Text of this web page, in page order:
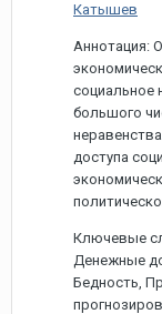
Катышев
Аннотация:
социальное
большого
доступа
Ключевые
Денежные
Бедность,